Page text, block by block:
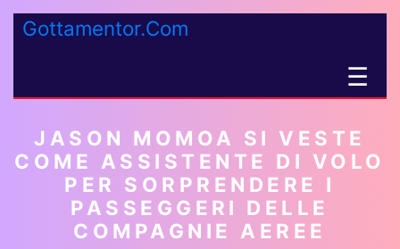
Gottamentor.Com
☰
JASON MOMOA SI VESTE
COME ASSISTENTE DI VOLO
PER SORPRENDERE I
PASSEGGERI DELLE
COMPAGNIE AEREE